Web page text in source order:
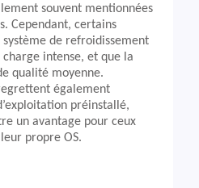
souvent mentionnées
Cependant, certains
de refroidissement
intense, et que la
qualité moyenne.
également
préinstallé,
un avantage pour ceux
propre OS.